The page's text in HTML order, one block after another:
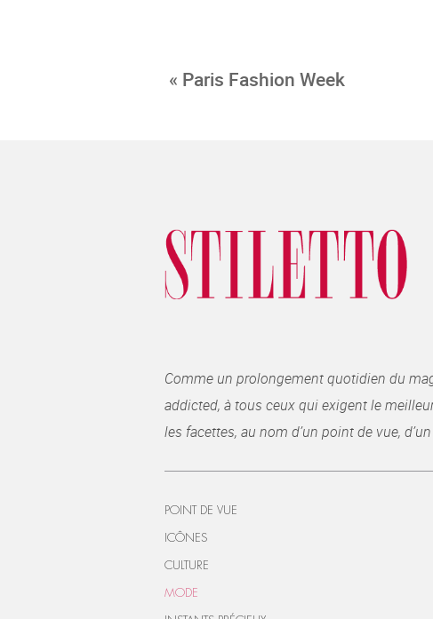
« Paris Fashion Week
Comme un prolongement quotidien du
addicted, à tous ceux qui exigent le
les facettes, au nom d’un point de vue,
POINT DE VUE
ICÔNES
CULTURE
MODE